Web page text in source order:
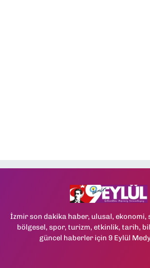
İzmir son dakika haber, ulusal, ekonomi,
bölgesel, spor, turizm, etkinlik, tarih,
güncel haberler için 9 Eylül